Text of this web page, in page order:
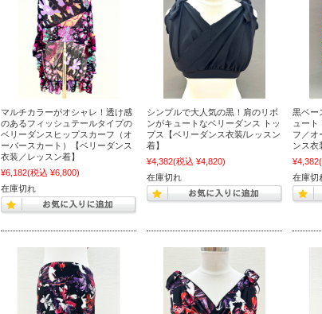
マルチカラーがオシャレ！透け感
のあるフィッシュテールタイプの
ベリーダンスヒップスカーフ（オ
ーバースカート）【ベリーダンス
衣装／レッスン着】
¥6,182(税込 ¥6,800)
在庫切れ
シンプルで大人気の黒！肩のリボ
ンがキュートなベリーダンス トッ
プス【ベリーダンス衣装/レッスン
着】
¥4,382(税込 ¥4,820)
在庫切れ
黒ベー
ュー
フ／オ
ンス衣
¥4,382
在庫切